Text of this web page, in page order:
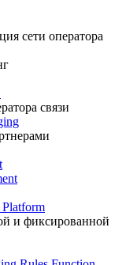
сети оператора
связи
и фиксированной